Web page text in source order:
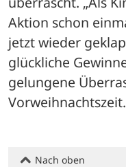
Aktion schon
jetzt wieder
glückliche
gelungene
Vorweihnachtszeit.
Nach oben